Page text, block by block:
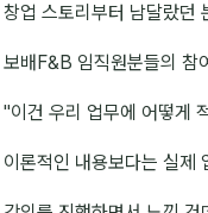
창업 스토리부터 남달랐던
보배F&B 임직원분들의 참
"이건 우리 업무에 어떻게
이론적인 내용보다는 실제